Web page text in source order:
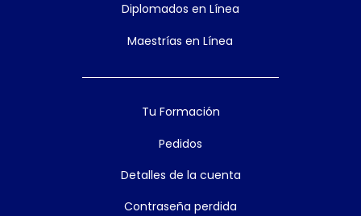
Diplomados en Línea
Maestrías en Línea
Tu Formación
Pedidos
Detalles de la cuenta
Contraseña perdida